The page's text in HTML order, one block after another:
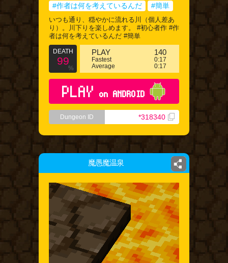
#作者は何を考えているんだ
#簡単
いつも通り、穏やかに流れる川（個人差あ
り）。川下りを楽しめます。 #初心者作 #作
者は何を考えているんだ #簡単
DEATH
99
%
PLAY 140
Fastest
0:17
Average
0:17
PLAY on ANDROID
Dungeon ID *318340
魔愚魔温泉